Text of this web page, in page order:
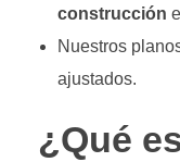
construcción
Nuestros
ajustados.
¿Qué